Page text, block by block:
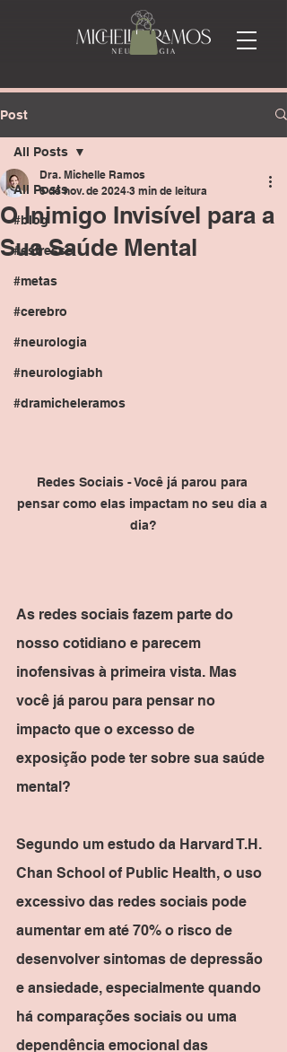
Post
All Posts
#blog
#estresse
#metas
#cerebro
#neurologia
#neurologiabh
#dramicheleramos
All Posts
O Inimigo Invisível para a
Sua Saúde Mental
Dra. Michelle Ramos
6 de nov. de 2024 3 min de leitura
Redes Sociais - Você já parou para
pensar como elas impactam no seu dia a
dia?
As redes sociais fazem parte do
nosso cotidiano e parecem
inofensivas à primeira vista. Mas
você já parou para pensar no
impacto que o excesso de
exposição pode ter sobre sua saúde
mental?
Segundo um estudo da Harvard T.H.
Chan School of Public Health, o uso
excessivo das redes sociais pode
aumentar em até 70% o risco de
desenvolver sintomas de depressão
e ansiedade, especialmente quando
há comparações sociais ou uma
dependência emocional das